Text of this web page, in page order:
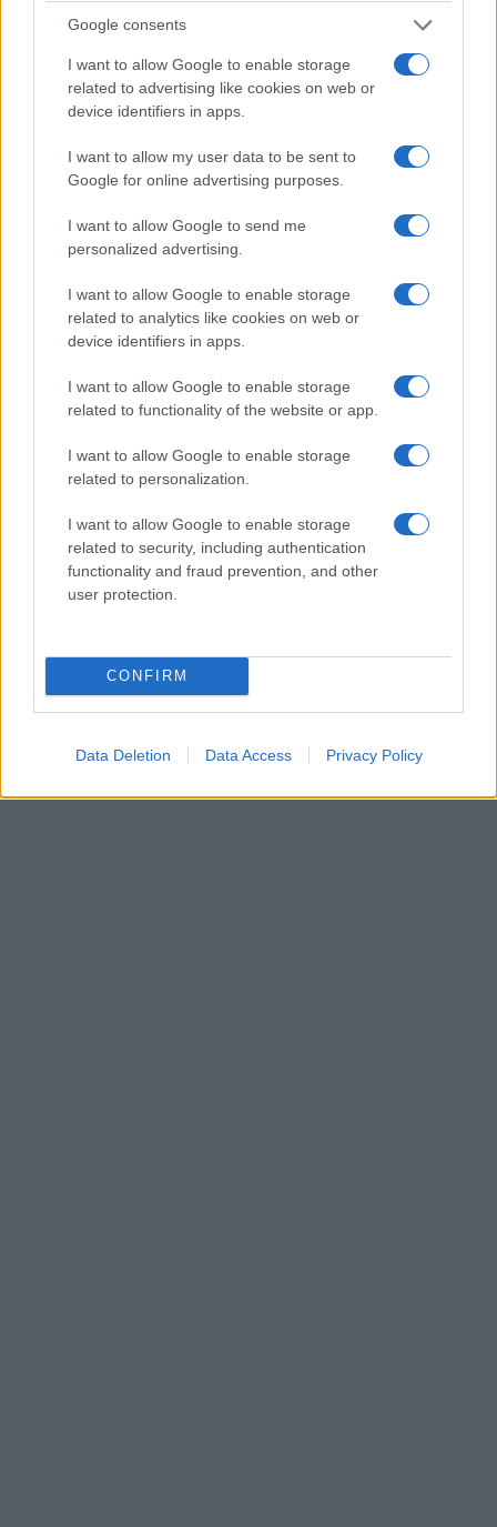
Google consents
I want to allow Google to enable storage
related to advertising like cookies on web or
device identifiers in apps.
I want to allow my user data to be sent to
Google for online advertising purposes.
I want to allow Google to send me
personalized advertising.
I want to allow Google to enable storage
related to analytics like cookies on web or
device identifiers in apps.
I want to allow Google to enable storage
related to functionality of the website or app.
I want to allow Google to enable storage
related to personalization.
I want to allow Google to enable storage
related to security, including authentication
functionality and fraud prevention, and other
user protection.
CONFIRM
Data Deletion Data Access Privacy Policy
24 Φεβρουαρίου 2025, 8:05
σε "Ελλάδα"
σε "Κοινωνία"
Ο Διοικητής του
Νοσοκομείου Μεταξά μιλά
για την απώλεια του
αδερφού του στο Podcast
7 Μαΐου 2025, 12:09 μμ
σε "Κοινωνία"
Ακολουθήστε μας στο
και μάθετε πρώτοι όλες τις ειδήσεις!